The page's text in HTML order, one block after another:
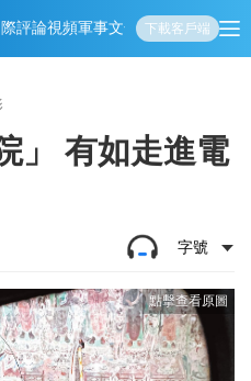
評論視頻軍事文化 娛樂生活教育體
下載客戶端
」 有如走進電
字號